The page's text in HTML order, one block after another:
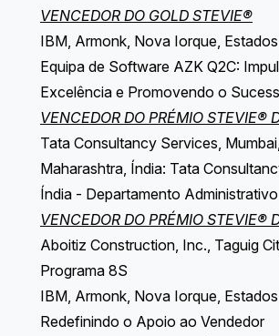
VENCEDOR DO GOLD STEVIE®
IBM, Armonk, Nova Iorque,
Equipa de Software AZK Q2C:
Excelência e Promovendo o
VENCEDOR DO PRÉMIO STEVIE®
Tata Consultancy Services, Mumbai,
Maharashtra, Índia: Tata
Índia - Departamento Administrativo
VENCEDOR DO PRÉMIO STEVIE®
Aboitiz Construction, Inc., Taguig
Programa 8S
IBM, Armonk, Nova Iorque,
Redefinindo o Apoio ao Vendedor